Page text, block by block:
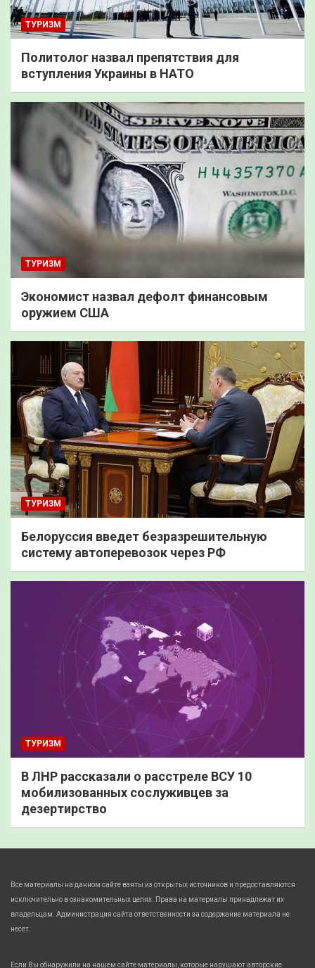
ТУРИЗМ
Политолог назвал препятствия для
вступления Украины в НАТО
ТУРИЗМ
Экономист назвал дефолт финансовым
оружием США
ТУРИЗМ
Белоруссия введет безразрешительную
систему автоперевозок через РФ
ТУРИЗМ
В ЛНР рассказали о расстреле ВСУ 10
мобилизованных сослуживцев за
дезертирство
Все материалы на данном сайте взяты из открытых источников и предоставляются
исключительно в ознакомительных целях. Права на материалы принадлежат их
владельцам. Администрация сайта ответственности за содержание материала не
несет.
Если Вы обнаружили на нашем сайте материалы, которые нарушают авторские